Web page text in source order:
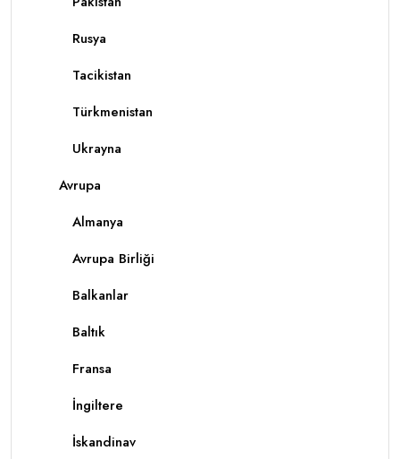
Rusya
Tacikistan
Türkmenistan
Ukrayna
Avrupa
Almanya
Avrupa Birliği
Balkanlar
Baltık
Fransa
İngiltere
İskandinav